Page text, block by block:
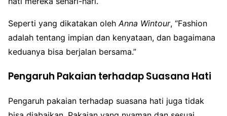
Seperti yang dikatakan oleh Anna Wintour, “Fashion
adalah tentang impian dan kenyataan, dan bagaimana
keduanya bisa berjalan bersama.”
Pengaruh Pakaian terhadap Suasana Hati
Pengaruh pakaian terhadap suasana hati juga tidak